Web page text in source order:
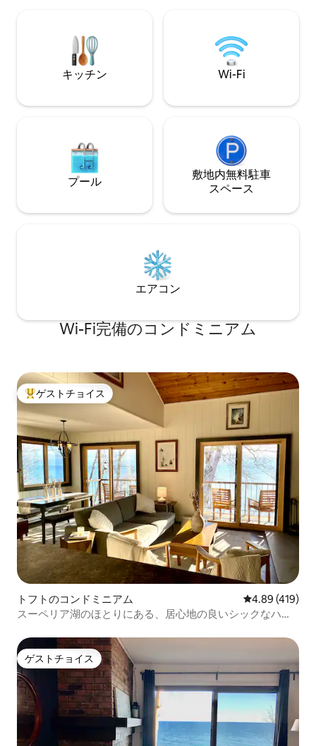
cntraveler(dotcom)/gallery/beautiful-
lake-houses-you-can-rent-on-airbnb
マイル）まで12分
やスノーモービル
キッチン Wi-Fi
プール
敷地内無料駐⁠車
ス⁠ペ⁠ー⁠ス
エアコン
Wi-Fi完備のコンドミニアム
大好評のゲストチョイスです。
ゲストチョイス
トフトのコンドミニアム レビュー419
4.89 (419)
スーペリア湖のほとりにある、居心地の良いシックなハイ
ゲストチョイス
ゲストチョイス